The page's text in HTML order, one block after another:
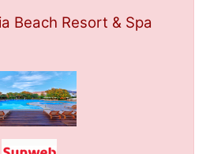
Beach Resort & Spa